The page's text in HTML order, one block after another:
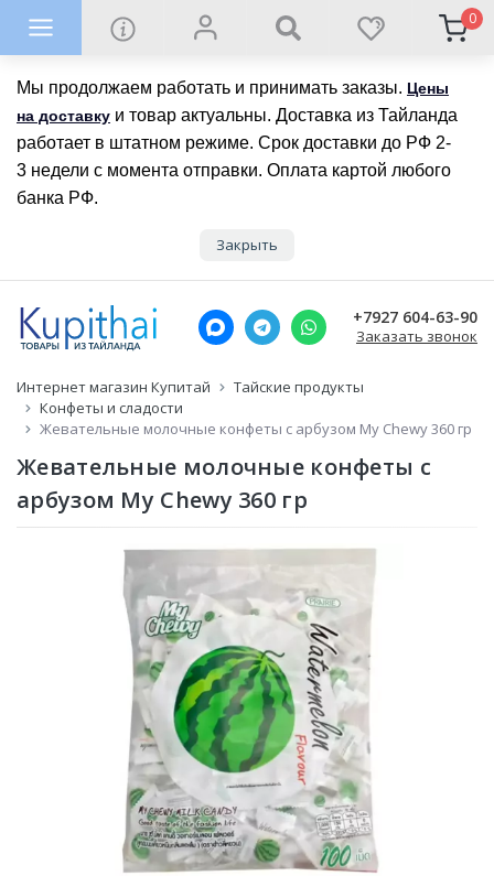
Мы продолжаем работать и принимать заказы. Цены
на доставку и товар актуальны. Доставка из Тайланда
работает в штатном режиме. Срок доставки до РФ 2-
3 недели с момента отправки. Оплата картой любого
банка РФ.
Закрыть
0
+7927 604-63-90
Заказать звонок
Интернет магазин Купитай
Тайские продукты
Конфеты и сладости
Жевательные молочные конфеты с арбузом My Chewy 360 гр
Жевательные молочные конфеты с
арбузом My Chewy 360 гр